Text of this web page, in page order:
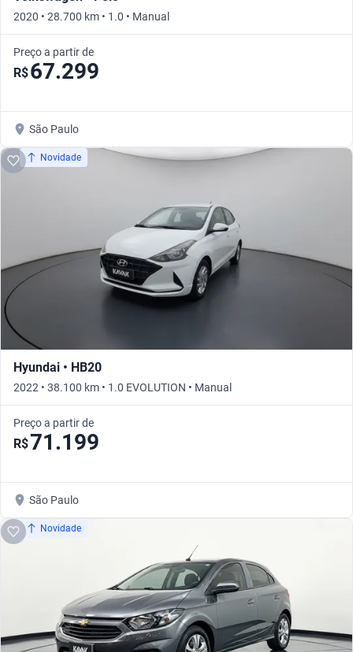
2020 • 28.700 km • 1.0 • Manual
Preço a partir de
R$67.299
São Paulo
Novidade
Hyundai • HB20
2022 • 38.100 km • 1.0 EVOLUTION • Manual
Preço a partir de
R$71.199
São Paulo
Novidade